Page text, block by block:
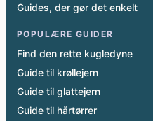
Guides, der gør det enkelt
POPULÆRE GUIDER
Find den rette kugledyne
Guide til krøllejern
Guide til glattejern
Guide til hårtørrer